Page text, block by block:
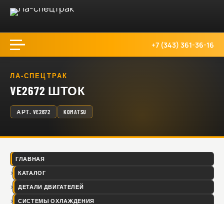
+7 (343) 361-36-16
ЛА-СПЕЦТРАК
VE2672 ШТОК
АРТ. VE2672 KOMATSU
ГЛАВНАЯ
КАТАЛОГ
ДЕТАЛИ ДВИГАТЕЛЕЙ
СИСТЕМЫ ОХЛАЖДЕНИЯ